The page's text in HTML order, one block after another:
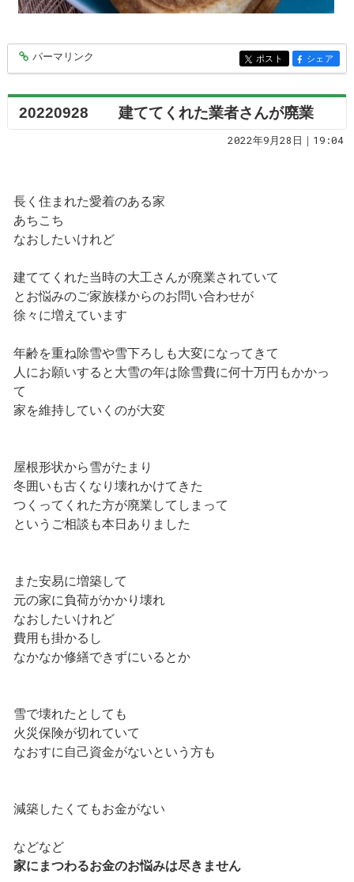
entry7539
パーマリンク entry7539
ポスト entry7539
シェア
20220928 建ててくれた業者さんが廃業
2022年9月28日｜19:04
長く住まれた愛着のある家
あちこち
なおしたいけれど
建ててくれた当時の大工さんが廃業されていて
とお悩みのご家族様からのお問い合わせが
徐々に増えています
年齢を重ね除雪や雪下ろしも大変になってきて
人にお願いすると大雪の年は除雪費に何十万円もかかっ
て
家を維持していくのが大変
屋根形状から雪がたまり
冬囲いも古くなり壊れかけてきた
つくってくれた方が廃業してしまって
というご相談も本日ありました
また安易に増築して
元の家に負荷がかかり壊れ
なおしたいけれど
費用も掛かるし
なかなか修繕できずにいるとか
雪で壊れたとしても
火災保険が切れていて
なおすに自己資金がないという方も
減築したくてもお金がない
などなど
家にまつわるお金のお悩みは尽きません